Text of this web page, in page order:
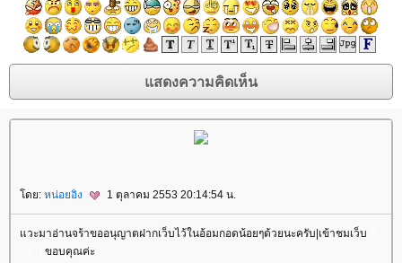
ดย: หน่อยอิง 1 ตุลาคม 2553 20:14:54 น.
วะมาอ่านจร้าขออนุญาตฝากเว็บไว้ในอ้อมกอดน้อยๆด้วยนะครับ|เข้าชมเว็บ
ขอบคุณค่ะ